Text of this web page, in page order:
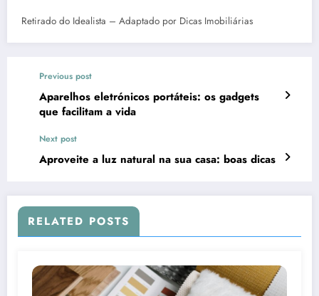
Retirado do Idealista – Adaptado por Dicas Imobiliárias
Previous post
Aparelhos eletrónicos portáteis: os gadgets
que facilitam a vida
Next post
Aproveite a luz natural na sua casa: boas dicas
RELATED POSTS